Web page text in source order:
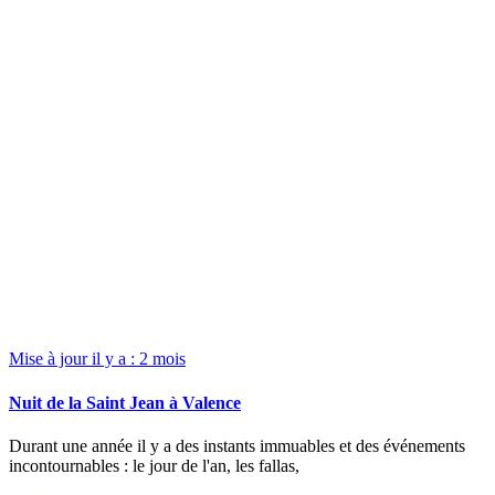
Mise à jour il y a : 2 mois
Nuit de la Saint Jean à Valence
Durant une année il y a des instants immuables et des événements
incontournables : le jour de l'an, les fallas,